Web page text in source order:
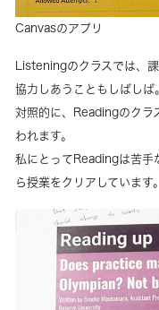
Canvasのアプリ
Listeningのクラスでは、
協力しあうこともしばしば
対照的に、Readingのクラ
われます。
私にとってReadingは苦手
ら授業をクリアしています。